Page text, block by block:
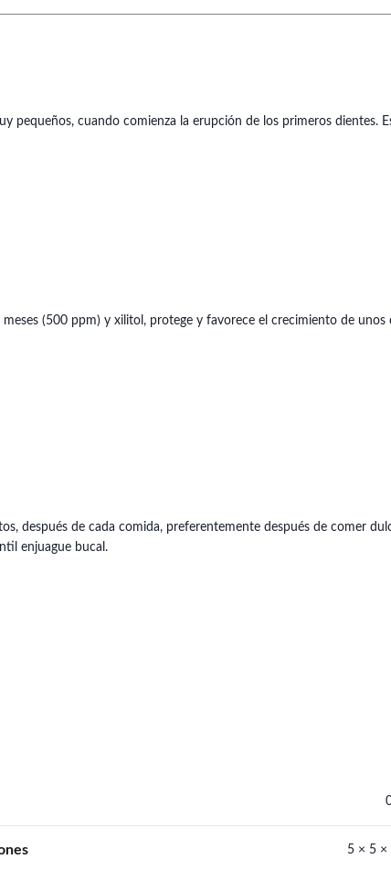
pequeños, cuando comienza la erupción de los primeros dientes.
(500 ppm) y xilitol, protege y favorece el crecimiento de unos
después de cada comida, preferentemente después de comer
enjuague bucal.
5 × 5 ×